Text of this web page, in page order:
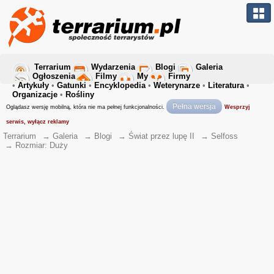
Terrarium Wydarzenia Blogi
Galeria
Ogłoszenia
Filmy My
Firmy
• Artykuły • Gatunki • Encyklopedia• Weterynarze • Literatura•
Organizacje • Rośliny
Oglądasz wersję mobilną, która nie ma pełnej funkcjonalności. Pełna wersja Wesprzyj
serwis, wyłącz reklamy
Terrarium → Galeria → Blogi → Świat przez lupę II → Selfoss
→ Rozmiar: Duży